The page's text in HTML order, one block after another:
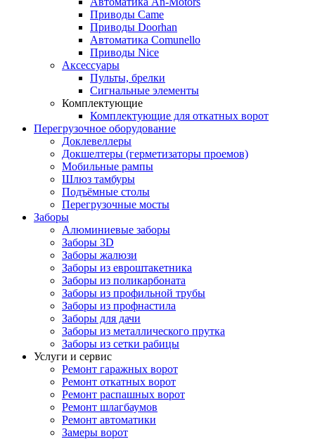
Приводы Came
Приводы Doorhan
Автоматика Comunello
Приводы Nice
Аксессуары
Пульты, брелки
Сигнальные элементы
Комплектующие
Комплектующие для откатных ворот
Перегрузочное оборудование
Доклевеллеры
Докшелтеры (герметизаторы проемов)
Мобильные рампы
Шлюз тамбуры
Подъёмные столы
Перегрузочные мосты
Заборы
Алюминиевые заборы
Заборы 3D
Заборы жалюзи
Заборы из евроштакетника
Заборы из поликарбоната
Заборы из профильной трубы
Заборы из профнастила
Заборы для дачи
Заборы из металлического прутка
Заборы из сетки рабицы
Услуги и сервис
Ремонт гаражных ворот
Ремонт откатных ворот
Ремонт распашных ворот
Ремонт шлагбаумов
Ремонт автоматики
Замеры ворот